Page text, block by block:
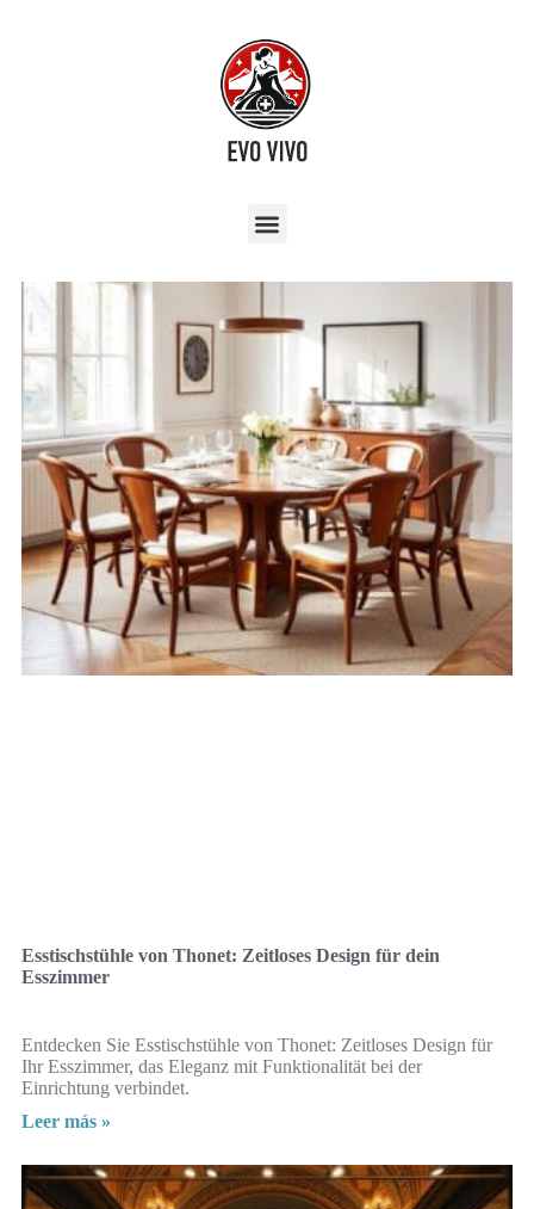
Esstischstühle von Thonet: Zeitloses Design für dein
Esszimmer
Entdecken Sie Esstischstühle von Thonet: Zeitloses Design für
Ihr Esszimmer, das Eleganz mit Funktionalität bei der
Einrichtung verbindet.
Leer más »